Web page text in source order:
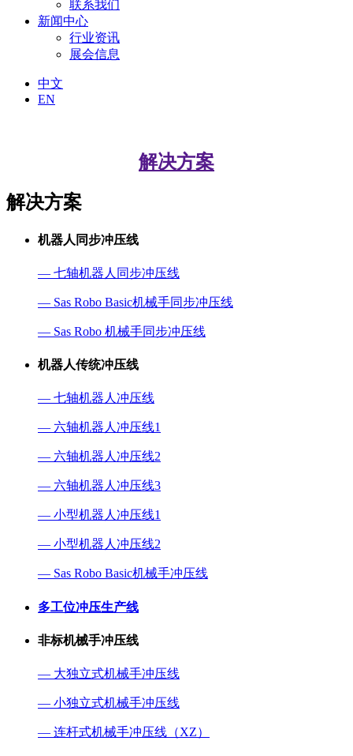
联系我们
新闻中心
行业资讯
展会信息
中文
EN
解决方案
解决方案
机器人同步冲压线
— 七轴机器人同步冲压线
— Sas Robo Basic机械手同步冲压线
— Sas Robo 机械手同步冲压线
机器人传统冲压线
— 七轴机器人冲压线
— 六轴机器人冲压线1
— 六轴机器人冲压线2
— 六轴机器人冲压线3
— 小型机器人冲压线1
— 小型机器人冲压线2
— Sas Robo Basic机械手冲压线
多工位冲压生产线
非标机械手冲压线
— 大独立式机械手冲压线
— 小独立式机械手冲压线
— 连杆式机械手冲压线（XZ）